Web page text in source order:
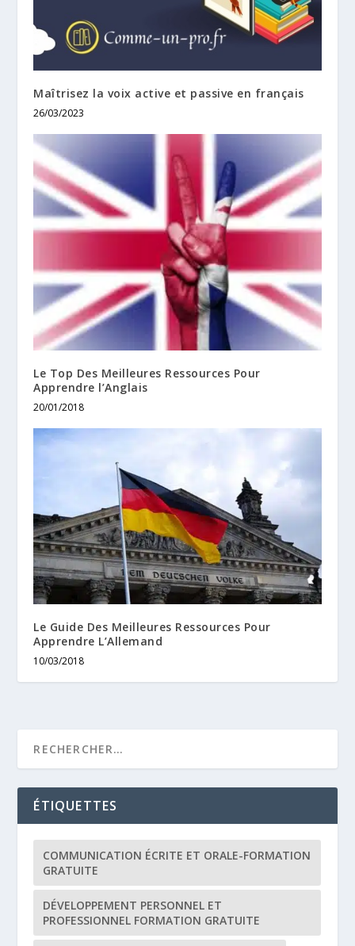
Maîtrisez la voix active et passive en français
26/03/2023
Le Top Des Meilleures Ressources Pour
Apprendre l’Anglais
20/01/2018
Le Guide Des Meilleures Ressources Pour
Apprendre L’Allemand
10/03/2018
ÉTIQUETTES
COMMUNICATION ÉCRITE ET ORALE-FORMATION
GRATUITE
DÉVELOPPEMENT PERSONNEL ET
PROFESSIONNEL FORMATION GRATUITE